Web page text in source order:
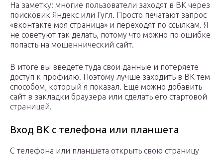
На заметку: многие пользователи заходят в ВК через
поисковик Яндекс или Гугл. Просто печатают запрос
«вконтакте моя страница» и переходят по ссылкам. Я
не советуют так делать, потому что можно по ошибке
попасть на мошеннический сайт.
В итоге вы введете туда свои данные и потеряете
доступ к профилю. Поэтому лучше заходить в ВК тем
способом, который я показал. Еще можно добавить
сайт в закладки браузера или сделать его стартовой
страницей.
Вход ВК с телефона или планшета
С телефона или планшета открыть свою страницу